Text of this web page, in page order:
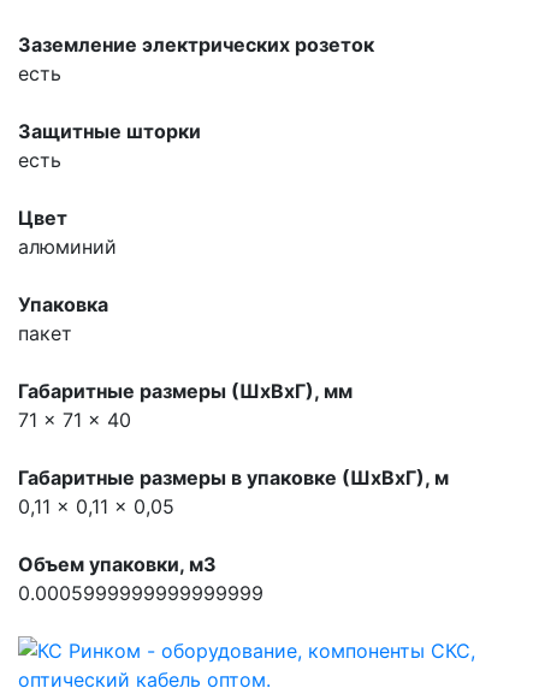
Заземление электрических розеток
есть
Защитные шторки
есть
Цвет
алюминий
Упаковка
пакет
Габаритные размеры (ШхВхГ), мм
71 x 71 x 40
Габаритные размеры в упаковке (ШхВхГ), м
0,11 x 0,11 x 0,05
Объем упаковки, м3
0.0005999999999999999